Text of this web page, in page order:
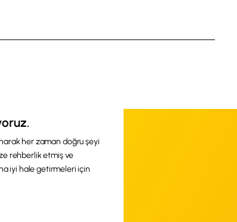
her zaman doğru şeyi
rehberlik etmiş ve
iyi hale getirmeleri için